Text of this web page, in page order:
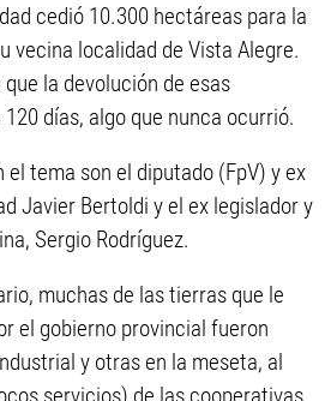
cedió 10.300 hectáreas para la
vecina localidad de Vista Alegre.
la devolución de esas
días, algo que nunca ocurrió.
el tema son el diputado (FpV) y ex
Javier Bertoldi y el ex legislador y
Sergio Rodríguez.
muchas de las tierras que le
el gobierno provincial fueron
y otras en la meseta, al